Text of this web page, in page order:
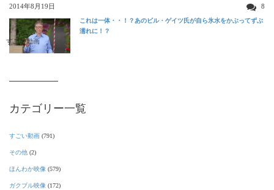
2014年8月19日 8
すごい動画
これは一体・・！？あのビル・ゲイツ氏が自ら氷水をかぶってずぶ
濡れに！？
カテゴリー一覧
すごい動画 (791)
その他 (2)
ほんわか映像 (579)
ガクブル映像 (172)